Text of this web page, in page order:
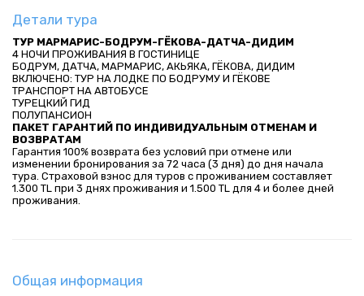
Детали тура
ТУР МАРМАРИС-БОДРУМ-ГЁКОВА-ДАТЧА-ДИДИМ
4 НОЧИ ПРОЖИВАНИЯ В ГОСТИНИЦЕ
БОДРУМ, ДАТЧА, МАРМАРИС, АКЬЯКА, ГЁКОВА, ДИДИМ
ВКЛЮЧЕНО: ТУР НА ЛОДКЕ ПО БОДРУМУ И ГЁКОВЕ
ТРАНСПОРТ НА АВТОБУСЕ
ТУРЕЦКИЙ ГИД
ПОЛУПАНСИОН
ПАКЕТ ГАРАНТИЙ ПО ИНДИВИДУАЛЬНЫМ ОТМЕНАМ И
ВОЗВРАТАМ
Гарантия 100% возврата без условий при отмене или
изменении бронирования за 72 часа (3 дня) до дня начала
тура. Страховой взнос для туров с проживанием составляет
1.300 TL при 3 днях проживания и 1.500 TL для 4 и более дней
проживания.
Общая информация